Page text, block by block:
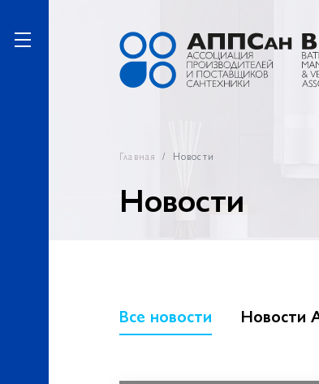
Главная Новости
Новости
Все новости Новости